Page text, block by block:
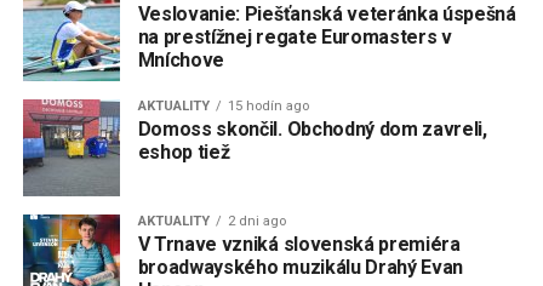
Veslovanie: Piešťanská veteránka úspešná
na prestížnej regate Euromasters v
Mníchove
AKTUALITY 15 hodín ago
Domoss skončil. Obchodný dom zavreli,
eshop tiež
AKTUALITY 2 dni ago
V Trnave vzniká slovenská premiéra
broadwayského muzikálu Drahý Evan